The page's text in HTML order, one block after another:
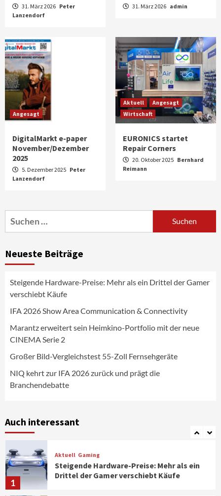
31. März 2026 Peter
Lanzendorf
31. März 2026 admin
Angesagt
DigitalMarkt e-paper
November/Dezember
2025
5. Dezember 2025 Peter
Lanzendorf
Aktuell
Angesagt
Wirtschaft
EURONICS startet
Repair Corners
20. Oktober 2025 Bernhard
Reimann
Suchen
nach:
Neueste Beiträge
Steigende Hardware-Preise: Mehr als ein Drittel der Gamer
verschiebt Käufe
IFA 2026 Show Area Communication & Connectivity
Marantz erweitert sein Heimkino-Portfolio mit der neue
CINEMA Serie 2
Großer Bild-Vergleichstest 55-Zoll Fernsehgeräte
NIQ kehrt zur IFA 2026 zurück und prägt die
Branchendebatte
Auch interessant
4
News aus dem Internet
Fernsehgeräte
5
NIQ kehrt zur IFA 2026 zurück und prägt
die Branchendebatte
6
Aktuell
CHERRY baut Vertriebsteam in
7
Klimageräte und Ventilatoren
1
Aktuell Gaming
Steigende Hardware-Preise: Mehr als ein
Drittel der Gamer verschiebt Käufe